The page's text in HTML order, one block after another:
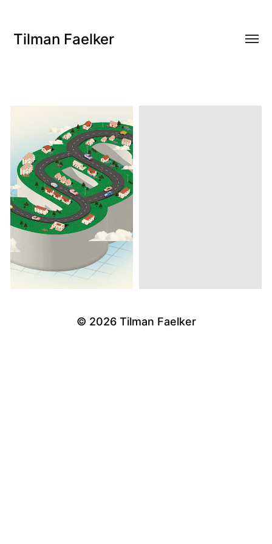
Tilman Faelker
Menü
© 2026 Tilman Faelker